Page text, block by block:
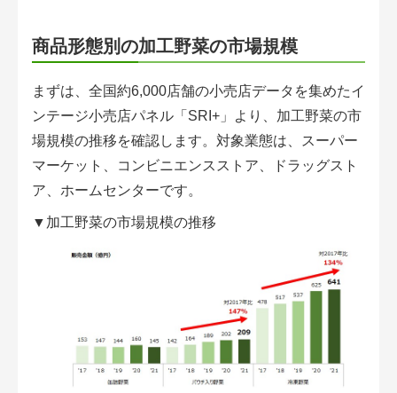
商品形態別の加工野菜の市場規模
まずは、全国約6,000店舗の小売店データを集めたイ
ンテージ小売店パネル「SRI+」より、加工野菜の市
場規模の推移を確認します。対象業態は、スーパー
マーケット、コンビニエンスストア、ドラッグスト
ア、ホームセンターです。
▼加工野菜の市場規模の推移